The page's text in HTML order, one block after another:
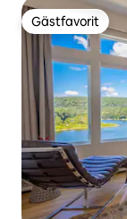
Gästfavorit
Gästfavorit